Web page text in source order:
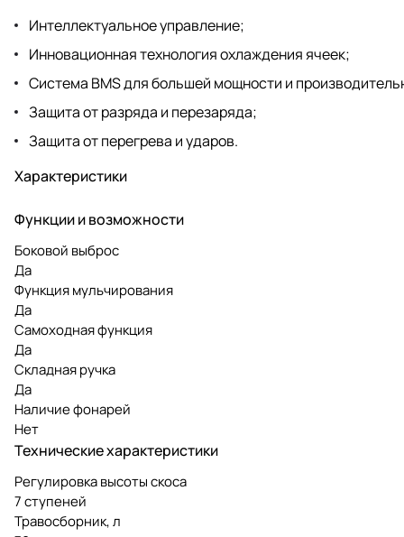
Интеллектуальное управление;
Инновационная технология охлаждения ячеек;
Система BMS для большей мощности и
Защита от разряда и перезаряда;
Защита от перегрева и ударов.
Характеристики
Функции и возможности
Боковой выброс
Да
Функция мульчирования
Да
Самоходная функция
Да
Складная ручка
Да
Наличие фонарей
Нет
Технические характеристики
Регулировка высоты скоса
7 ступеней
Травосборник, л